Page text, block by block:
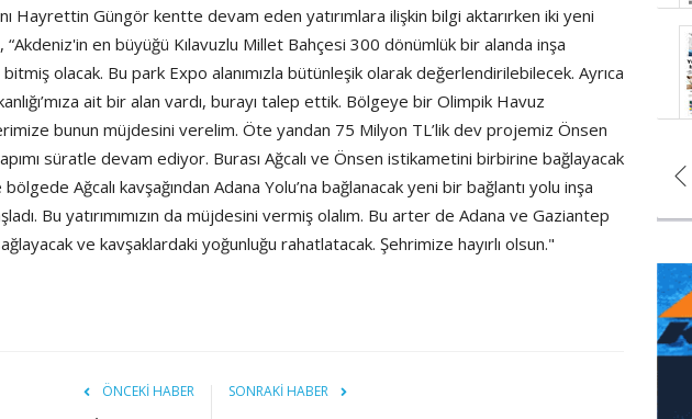
Hayrettin Güngör kentte devam eden yatırımlara ilişkin bilgi aktarırken iki yeni
en büyüğü Kılavuzlu Millet Bahçesi 300 dönümlük bir alanda inşa
olacak. Bu park Expo alanımızla bütünleşik olarak değerlendirilebilecek. Ayrıca
ait bir alan vardı, burayı talep ettik. Bölgeye bir Olimpik Havuz
bunun müjdesini verelim. Öte yandan 75 Milyon TL’lik dev projemiz Önsen
süratle devam ediyor. Burası Ağcalı ve Önsen istikametini birbirine bağlayacak
bölgede Ağcalı kavşağından Adana Yolu’na bağlanacak yeni bir bağlantı yolu inşa
Bu yatırımımızın da müjdesini vermiş olalım. Bu arter de Adana ve Gaziantep
ve kavşaklardaki yoğunluğu rahatlatacak. Şehrimize hayırlı olsun."
ÖNCEKI HABER SONRAKI HABER